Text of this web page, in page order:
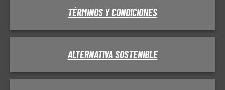
TÉRMINOS Y CONDICIONES
ALTERNATIVA SOSTENIBLE